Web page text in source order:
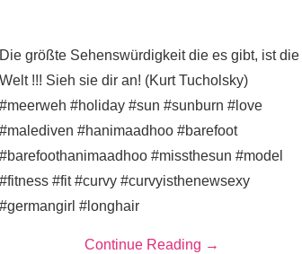
Die größte Sehenswürdigkeit die es gibt, ist die
Welt !!! Sieh sie dir an! (Kurt Tucholsky)
#meerweh #holiday #sun #sunburn #love
#malediven #hanimaadhoo #barefoot
#barefoothanimaadhoo #missthesun #model
#fitness #fit #curvy #curvyisthenewsexy
#germangirl #longhair
Continue Reading →